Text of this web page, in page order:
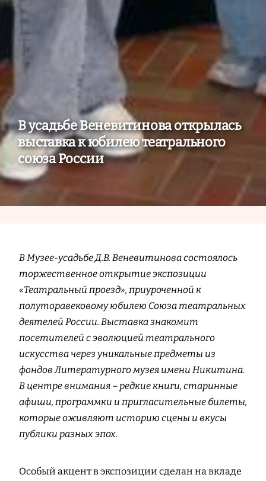
В усадьбе Веневитинова открылась
выставка к юбилею театрального
союза России
В Музее-усадьбе Д.В. Веневитинова состоялось
торжественное открытие экспозиции
«Театральный проезд», приуроченной к
полуторавековому юбилею Союза театральных
деятелей России. Выставка знакомит
посетителей с эволюцией театрального
искусства через уникальные предметы из
фондов Литературного музея имени Никитина.
В центре внимания – редкие книги, старинные
афиши, программки и пригласительные билеты,
которые оживляют историю сцены и вкусы
публики разных эпох.
Особый акцент в экспозиции сделан на вкладе